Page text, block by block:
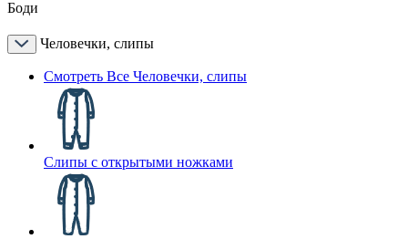
Боди
Человечки, слипы
Смотреть Все Человечки, слипы
Слипы с открытыми ножками